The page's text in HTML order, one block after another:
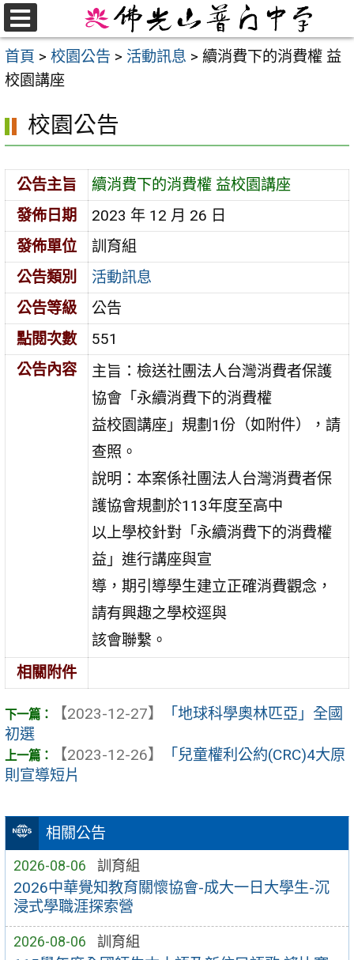
跳
至
主
要
首頁 > 校園公告 > 活動訊息 > 續消費下的消費權 益
校園講座
相關公告
2026-08-06 訓育組
2026中華覺知教育關懷協會-成大一日大學生-沉
浸式學職涯探索營
2026-08-06 訓育組
校園公告
公告主旨
續消費下的消費權 益校園講座
發佈日期
2023 年 12 月 26 日
發佈單位
訓育組
公告類別
活動訊息
公告等級
公告
點閱次數
551
公告內容
主旨：檢送社團法人台灣消費者保護
協會「永續消費下的消費權
益校園講座」規劃1份（如附件），請
查照。
說明：本案係社團法人台灣消費者保
護協會規劃於113年度至高中
以上學校針對「永續消費下的消費權
益」進行講座與宣
導，期引導學生建立正確消費觀念，
請有興趣之學校逕與
該會聯繫。
相關附件
【2023-12-27】
「地球科學奧林匹亞」全國
初選
【2023-12-26】
「兒童權利公約(CRC)4大原
則宣導短片
選
單